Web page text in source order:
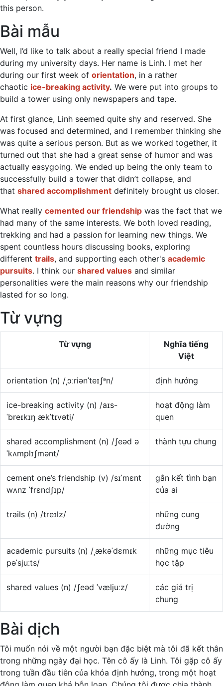
this person.
Bài mẫu
Well, I’d like to talk about a really special friend I made
during my university days. Her name is Linh. I met her
during our first week of orientation, in a rather
chaotic ice-breaking activity. We were put into groups to
build a tower using only newspapers and tape.
At first glance, Linh seemed quite shy and reserved. She
was focused and determined, and I remember thinking she
was quite a serious person. But as we worked together, it
turned out that she had a great sense of humor and was
actually easygoing. We ended up being the only team to
successfully build a tower that didn’t collapse, and
that shared accomplishment definitely brought us closer.
What really cemented our friendship was the fact that we
had many of the same interests. We both loved reading,
trekking and had a passion for learning new things. We
spent countless hours discussing books, exploring
different trails, and supporting each other's academic
pursuits. I think our shared values and similar
personalities were the main reasons why our friendship
lasted for so long.
Từ vựng
Từ vựng
Nghĩa tiếng
Việt
orientation (n) /ˌɔːriənˈteɪʃᵊn/ định hướng
ice-breaking activity (n) /aɪs-
ˈbreɪkɪŋ ækˈtɪvəti/
hoạt động làm
quen
shared accomplishment (n) /ʃeəd ə
ˈkʌmplɪʃmənt/
thành tựu chung
cement one’s friendship (v) /sɪˈmɛnt
wʌnz ˈfrɛndʃɪp/
gắn kết tình bạn
của ai
trails (n) /treɪlz/
những cung
đường
academic pursuits (n) /ˌækəˈdɛmɪk
pəˈsjuːts/
những mục tiêu
học tập
shared values (n) /ʃeəd ˈvæljuːz/
các giá trị
chung
Bài dịch
Tôi muốn nói về một người bạn đặc biệt mà tôi đã kết thân
trong những ngày đại học. Tên cô ấy là Linh. Tôi gặp cô ấy
trong tuần đầu tiên của khóa định hướng, trong một hoạt